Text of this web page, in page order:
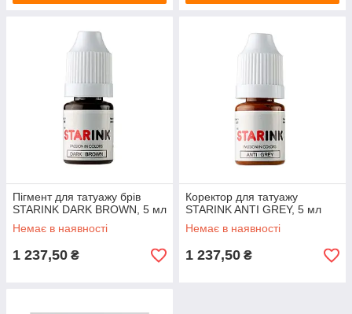
Пігмент для татуажу брів
STARINK DARK BROWN, 5 мл
Немає в наявності
1 237,50 ₴
Коректор для татуажу
STARINK ANTI GREY, 5 мл
Немає в наявності
1 237,50 ₴